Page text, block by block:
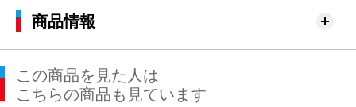
商品情報
この商品を見た人は
こちらの商品も見ています